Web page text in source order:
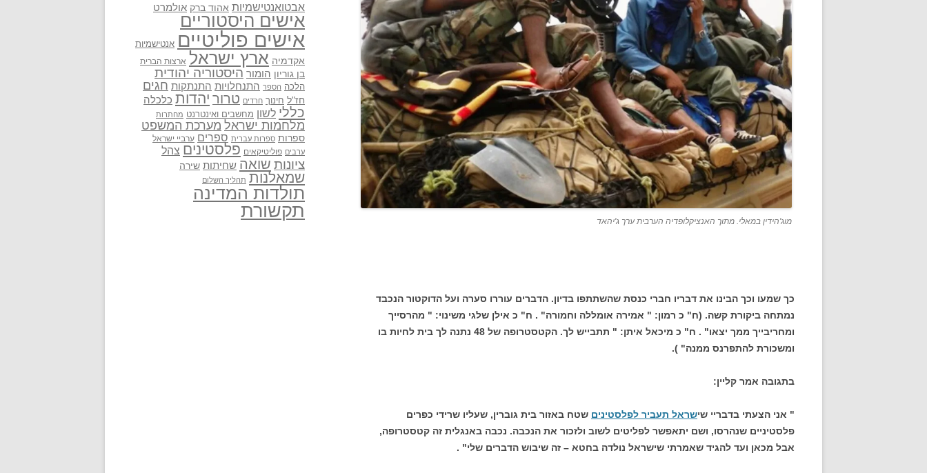
מוג'הידין במאלי. מתוך האנציקלופדיה הערבית ערך ג'יהאד
כך שמעו וכך הבינו את דבריו חברי כנסת שהשתתפו בדיון. הדברים עוררו סערה ועל הדוקטור הנכבד
נמתחה ביקורת קשה. (ח" כ רמון: " אמירה אומללה וחמורה" . ח" כ אילן שלגי משינוי: " מהרסייך
ומחריבייך ממך יצאו" . ח" כ מיכאל איתן: " תתבייש לך. הקטסטרופה של 48 נתנה לך בית לחיות בו
ומשכורת להתפרנס ממנה" ).
בתגובה אמר קליין:
" אני הצעתי בדבריי שישראל תעביר לפלסטינים שטח באזור בית גוברין, שעליו שרידי כפרים
פלסטיניים שנהרסו, ושם יתאפשר לפליטים לשוב ולזכור את הנכבה. נכבה באנגלית זה קטסטרופה,
אבל מכאן ועד להגיד שאמרתי שישראל נולדה בחטא – זה שיבוש הדברים שלי" .
אבטואנטישמיות אהוד ברק אולמרט
אישים היסטוריים
אישים פוליטיים אנטישמיות
אקדמיה ארץ ישראל ארצות הברית
בן גוריון הומור היסטוריה יהודית
הלכה הספר התנחלויות התנתקות חגים
חז"ל חינוך חרדים טרור יהדות כלכלה
כללי לשון מחשבים ואינטרנט מחתרות
מלחמות ישראל מערכת המשפט
ספרות ספרות עברית ספרים ערביי ישראל
ערבים פוליטיקאים פלסטינים צהל
ציונות שואה שחיתות שירה
שמאלנות תהליך השלום
תולדות המדינה
תקשורת